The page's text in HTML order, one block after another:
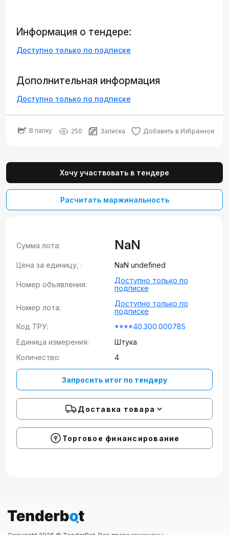
Информация о тендере:
Доступно только по подписке
Дополнительная информация
Доступно только по подписке
В папку 250 Записка Добавить в Избранное
Хочу участвовать в тендере
Расчитать маржинальность
Сумма лота: NaN
Цена за единицу, : NaN undefined
Номер объявления:
Доступно только по
подписке
Номер лота:
Доступно только по
подписке
Код ТРУ:
****40.300.000785
Единица измерения:
Штука
Количество:
4
Запросить итог по тендеру
Доставка товара
Торговое финансирование